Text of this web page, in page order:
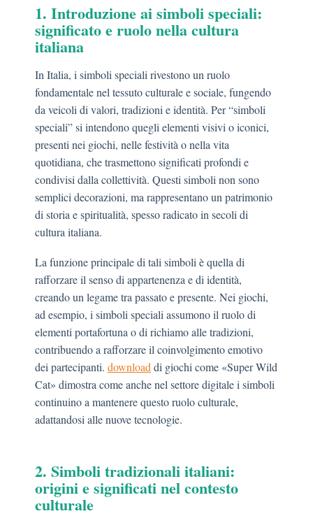
1. Introduzione ai simboli speciali:
significato e ruolo nella cultura
italiana
In Italia, i simboli speciali rivestono un ruolo
fondamentale nel tessuto culturale e sociale, fungendo
da veicoli di valori, tradizioni e identità. Per “simboli
speciali” si intendono quegli elementi visivi o iconici,
presenti nei giochi, nelle festività o nella vita
quotidiana, che trasmettono significati profondi e
condivisi dalla collettività. Questi simboli non sono
semplici decorazioni, ma rappresentano un patrimonio
di storia e spiritualità, spesso radicato in secoli di
cultura italiana.
La funzione principale di tali simboli è quella di
rafforzare il senso di appartenenza e di identità,
creando un legame tra passato e presente. Nei giochi,
ad esempio, i simboli speciali assumono il ruolo di
elementi portafortuna o di richiamo alle tradizioni,
contribuendo a rafforzare il coinvolgimento emotivo
dei partecipanti. download di giochi come «Super Wild
Cat» dimostra come anche nel settore digitale i simboli
continuino a mantenere questo ruolo culturale,
adattandosi alle nuove tecnologie.
2. Simboli tradizionali italiani:
origini e significati nel contesto
culturale